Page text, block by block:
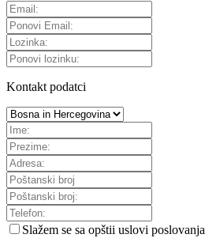
Kontakt podatci
Slažem se sa opštii uslovi poslovanja